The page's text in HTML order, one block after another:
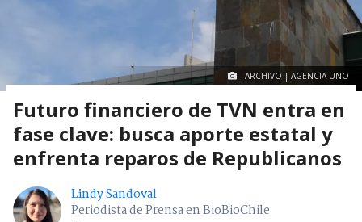
ARCHIVO | AGENCIA UNO
Futuro financiero de TVN entra en
fase clave: busca aporte estatal y
enfrenta reparos de Republicanos
Lindy Sandoval
Periodista de Prensa en BioBioChile